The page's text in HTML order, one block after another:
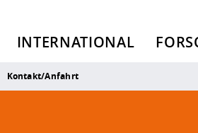
INTERNATIONAL
Kontakt/Anfahrt